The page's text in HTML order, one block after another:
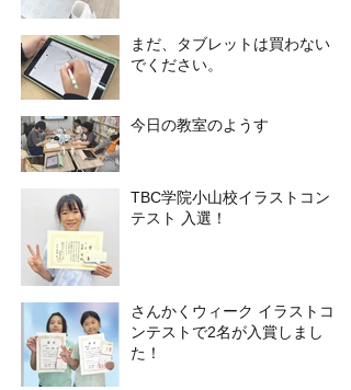
まだ、タブレットは買わない
でください。
今日の教室のようす
TBC学院小山校イラストコン
テスト 入選！
さんかくウィーク イラストコ
ンテストで2名が入賞しまし
た！